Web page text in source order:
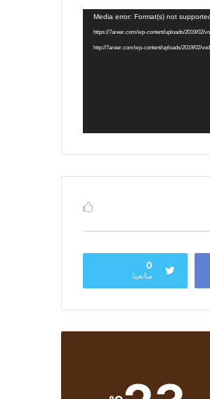
Media error: Format(s) not
0
متابعينا